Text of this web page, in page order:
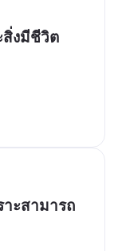
สิ่งมีชีวิต
ะสามารถ